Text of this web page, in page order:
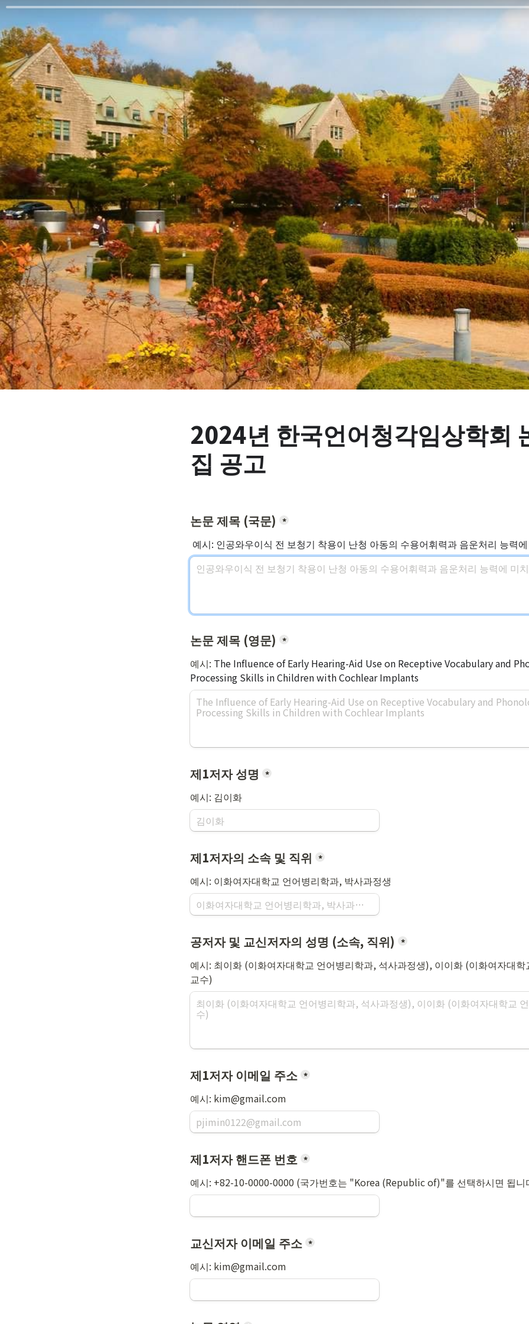
2024년 한국언어청각임상학회
집 공고
논문 제목 (국문) *
예시: 인공와우이식 전 보청기 착용이 난청 아동의 수용어휘력과 음운처리 능력
논문 제목 (영문) *
예시: The Influence of Early Hearing-Aid Use on Receptive Vocabulary and
Processing Skills in Children with Cochlear Implants
제1저자 성명 *
예시: 김이화
제1저자의 소속 및 직위 *
예시: 이화여자대학교 언어병리학과, 박사과정생
공저자 및 교신저자의 성명 (소속, 직위) *
예시: 최이화 (이화여자대학교 언어병리학과, 석사과정생), 이이화 (이화여자대
교수)
제1저자 이메일 주소 *
예시: kim@gmail.com
제1저자 핸드폰 번호 *
예시: +82-10-0000-0000 (국가번호는 "Korea (Republic of)"를 선택하시면 됩니
교신저자 이메일 주소 *
예시: kim@gmail.com